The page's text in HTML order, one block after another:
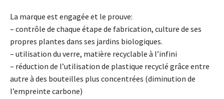
La marque est engagée et le prouve:
– contrôle de chaque étape de fabrication, culture de ses
propres plantes dans ses jardins biologiques.
– utilisation du verre, matière recyclable à l’infini
– réduction de l’utilisation de plastique recyclé grâce entre
autre à des bouteilles plus concentrées (diminution de
l’empreinte carbone)